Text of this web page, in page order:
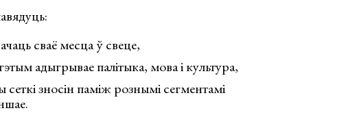
сваё месца ў свеце,
адыгрывае палітыка, мова і культура,
сеткі зносін паміж рознымі сегментамі